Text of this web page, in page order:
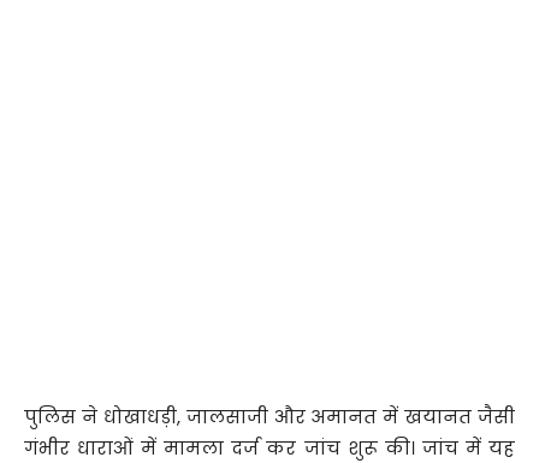
पुलिस ने धोखाधड़ी, जालसाजी और अमानत में खयानत जैसी
गंभीर धाराओं में मामला दर्ज कर जांच शुरू की। जांच में यह